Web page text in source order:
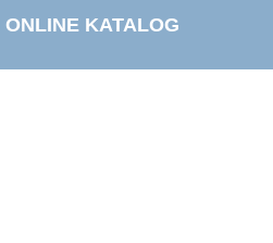
ONLINE KATALOG